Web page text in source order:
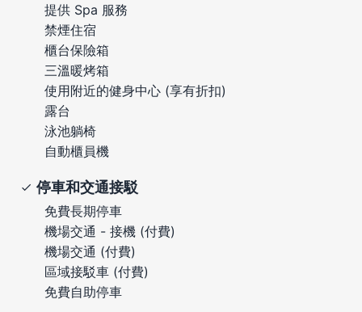
提供 Spa 服務
禁煙住宿
櫃台保險箱
三溫暖烤箱
使用附近的健身中心 (享有折扣)
露台
泳池躺椅
自動櫃員機
停車和交通接駁
免費長期停車
機場交通 - 接機 (付費)
機場交通 (付費)
區域接駁車 (付費)
免費自助停車